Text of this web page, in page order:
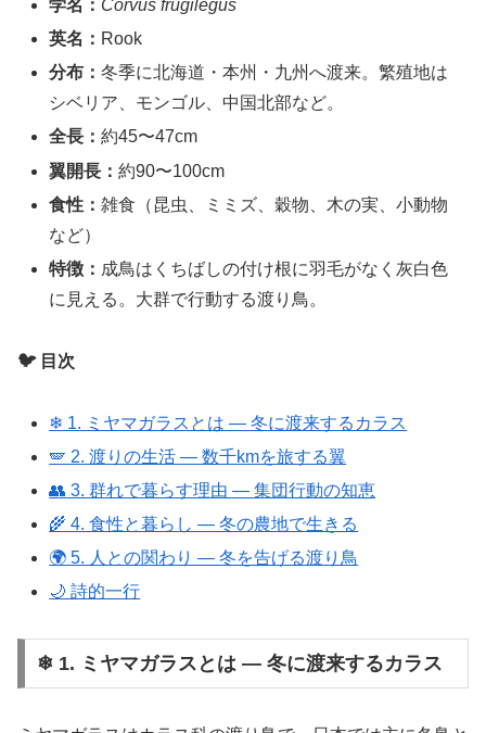
学名： Corvus frugilegus
英名： Rook
分布：冬季に北海道・本州・九州へ渡来。繁殖地は
シベリア、モンゴル、中国北部など。
全長：約45〜47cm
翼開長：約90〜100cm
食性：雑食（昆虫、ミミズ、穀物、木の実、小動物
など）
特徴： 成鳥はくちばしの付け根に羽毛がなく灰白色
に見える。大群で行動する渡り鳥。
🐦 目次
❄ 1. ミヤマガラスとは ― 冬に渡来するカラス
🪽 2. 渡りの生活 ― 数千kmを旅する翼
👥 3. 群れで暮らす理由 ― 集団行動の知恵
🌾 4. 食性と暮らし ― 冬の農地で生きる
🌍 5. 人との関わり ― 冬を告げる渡り鳥
🌙 詩的一行
❄ 1. ミヤマガラスとは ― 冬に渡来するカラス